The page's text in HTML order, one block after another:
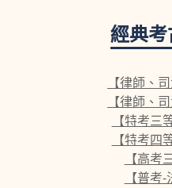
經典
【律師、
【律師、
【特考三
【特考四
【高考
【普考-